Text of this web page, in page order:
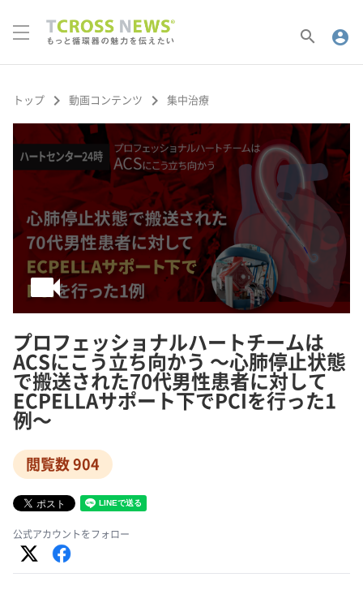
search account_circle
トップ keyboard_arrow_right 動画コンテンツ keyboard_arrow_right 集中治療
videocam
プロフェッショナルハートチームは
ACSにこう立ち向かう 〜心肺停止状態
で搬送された70代男性患者に対して
ECPELLAサポート下でPCIを行った1
例〜
閲覧数 904
公式アカウントをフォロー